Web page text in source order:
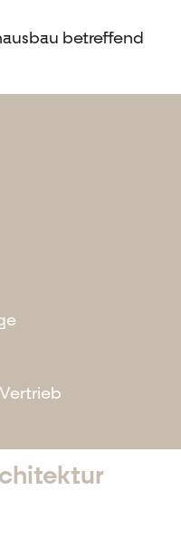
betreffend